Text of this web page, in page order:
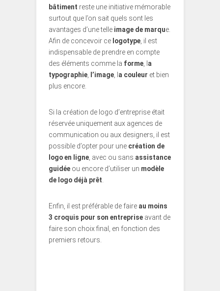
bâtiment reste une initiative mémorable
surtout que l’on sait quels sont les
avantages d’une telle image de marque.
Afin de concevoir ce logotype , il est
indispensable de prendre en compte
des éléments comme la forme , la
typographie l’image , la couleur et bien
plus encore.
Si la création de logo d’entreprise était
réservée uniquement aux agences de
communication ou aux designers, il est
possible d’opter pour une création de
logo en ligne , avec ou sans assistance
guidée ou encore d’utiliser un modèle
de logo déjà prêt
Enfin, il est préférable de faire au moins
3 croquis pour son entreprise avant de
faire son choix final, en fonction des
premiers retours.